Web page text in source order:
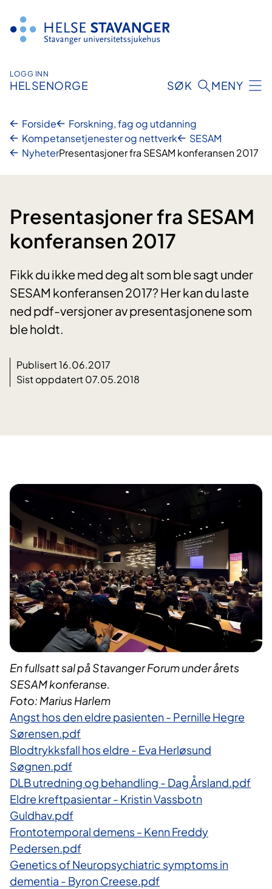
innhold
LOGG INN
HELSENORGE SØK MENY
Forside
Forskning, fag og utdanning
Kompetansetjenester og nettverk
SESAM
NyheterPresentasjoner fra SESAM konferansen 2017
Presentasjoner fra SESAM
konferansen 2017
Fikk du ikke med deg alt som ble sagt under
SESAM konferansen 2017? Her kan du laste
ned pdf-versjoner av presentasjonene som
ble holdt.
Publisert 16.06.2017
Sist oppdatert 07.05.2018
En fullsatt sal på Stavanger Forum under årets
SESAM konferanse.
Foto: Marius Harlem
Angst hos den eldre pasienten - Pernille Hegre
Sørensen.pdf
Blodtrykksfall hos eldre - Eva Herløsund
Søgnen.pdf
DLB utredning og behandling - Dag Årsland.pdf
Eldre kreftpasientar - Kristin Vassbotn
Guldhav.pdf
Frontotemporal demens - Kenn Freddy
Pedersen.pdf
Genetics of Neuropsychiatric symptoms in
dementia - Byron Creese.pdf